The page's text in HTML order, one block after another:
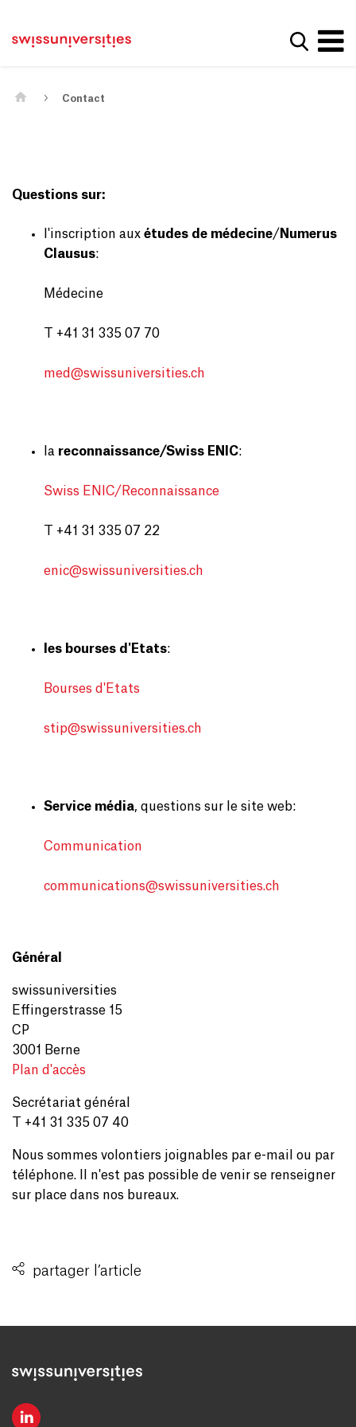
Main Navigation
Contenu
Méta-navigation
Afficher
Contact
Questions sur:
l'inscription aux études de médecine/ Numerus
Clausus:
Médecine
T +41 31 335 07 70
med@swissuniversities.ch
la reconnaissance/Swiss ENIC:
Swiss ENIC/Reconnaissance
T +41 31 335 07 22
enic@swissuniversities.ch
les bourses d'Etats:
Bourses d'Etats
stip@swissuniversities.ch
Service média, questions sur le site web:
Communication
communications@swissuniversities.ch
Général
swissuniversities
Effingerstrasse 15
CP
3001 Berne
Plan d'accès
Secrétariat général
T +41 31 335 07 40
Nous sommes volontiers joignables par e-mail ou par
téléphone. Il n'est pas possible de venir se renseigner
sur place dans nos bureaux.
partager l’article